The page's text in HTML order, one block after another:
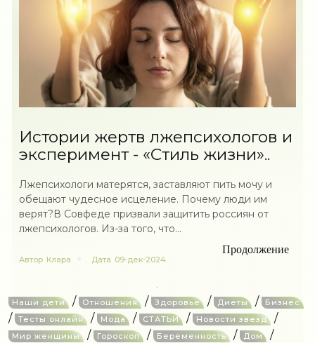
Истории жертв лжепсихологов и
эксперимент - «Стиль жизни»..
Лжепсихологи матерятся, заставляют пить мочу и
обещают чудесное исцеление. Почему люди им
верят?В Совфеде призвали защитить россиян от
лжепсихологов. Из-за того, что...
Продолжение
Автор Клара Дата 09-дек-2024
Наши дети / Отношения / Здоровье / Диеты / Бизнес
/ Тесты онлайн / Мода / СТАТЬИ / Новости звезд /
Мир женщины / Гороскоп / Беременность / Дом /